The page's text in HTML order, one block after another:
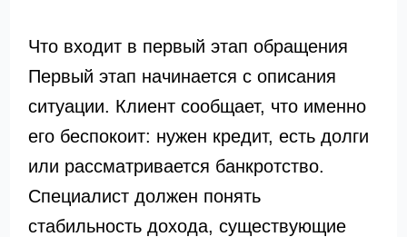
Что входит в первый этап обращения
Первый этап начинается с описания
ситуации. Клиент сообщает, что именно
его беспокоит: нужен кредит, есть долги
или рассматривается банкротство.
Специалист должен понять
стабильность дохода, существующие